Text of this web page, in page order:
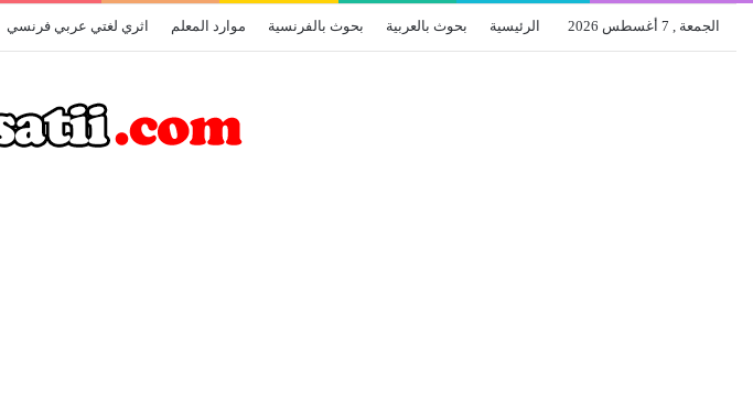
الجمعة , 7 أغسطس 2026 الرئيسية بحوث بالعربية بحوث بالفرنسية موارد المعلم اثري لغتي عربي فرنسي